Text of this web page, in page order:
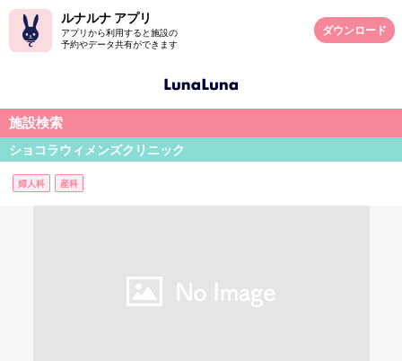
ルナルナ アプリ
アプリから利用すると施設の
予約やデータ共有ができます
ダウンロード
施設検索
ショコラウィメンズクリニック
婦人科 産科